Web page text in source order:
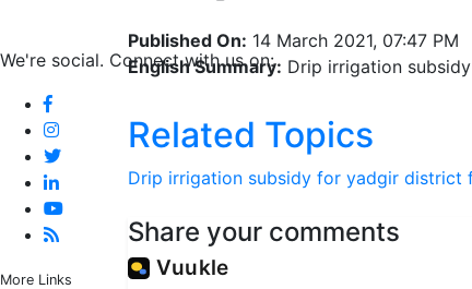
We're social. Connect with us on:
More Links
Published On: 14 March 2021, 07:47 PM
English Summary: Drip irrigation
Related Topics
Drip irrigation subsidy for yadgir district
Share your comments